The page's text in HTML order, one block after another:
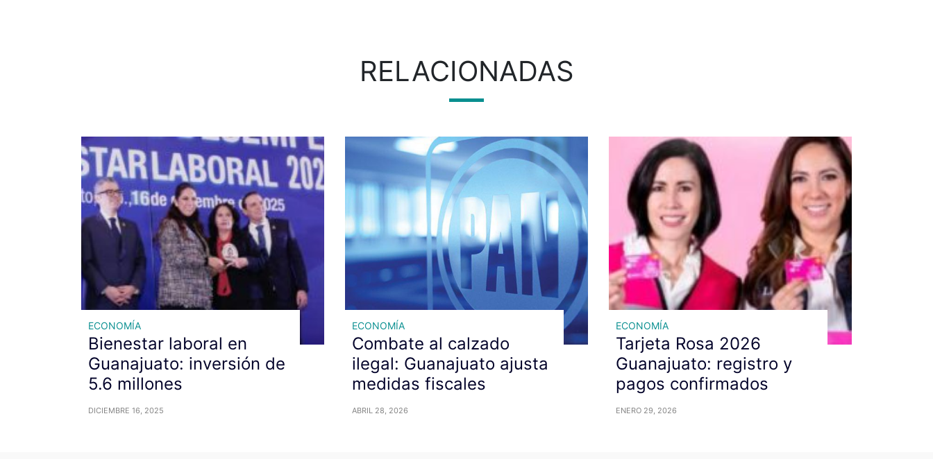
RELACIONADAS
ECONOMÍA
Bienestar laboral en
Guanajuato: inversión de
5.6 millones
DICIEMBRE 16, 2025
ECONOMÍA
Combate al calzado
ilegal: Guanajuato ajusta
medidas fiscales
ABRIL 28, 2026
ECONOMÍA
Tarjeta Rosa 2026
Guanajuato: registro y
pagos confirmados
ENERO 29, 2026